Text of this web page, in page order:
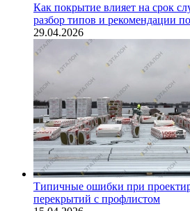
Как покрытие влияет на срок
разбор типов и рекомендации
29.04.2026
Типичные ошибки при
перекрытий с профлистом